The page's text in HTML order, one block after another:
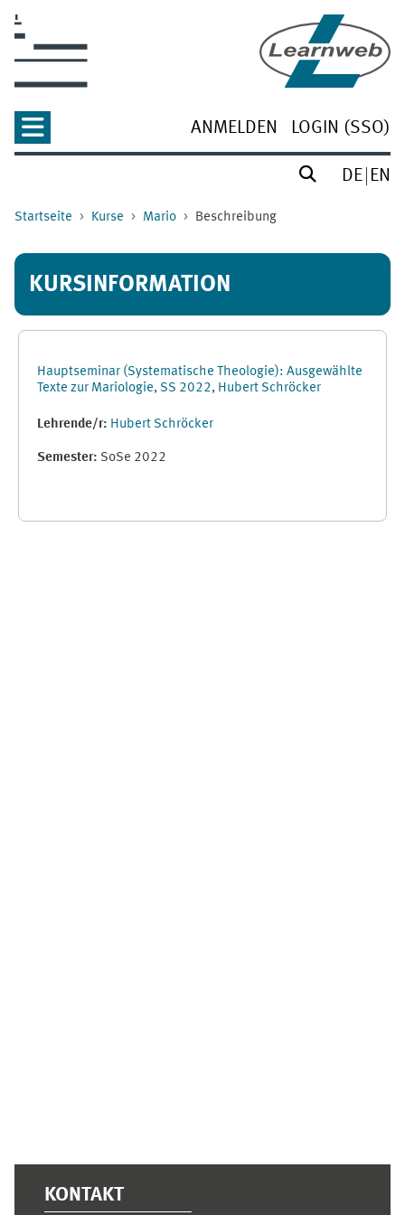
ANMELDEN LOGIN (SSO)
DE EN
Startseite Kurse Mario Beschreibung
KURSINFORMATION
Hauptseminar (Systematische Theologie): Ausgewählte
Texte zur Mariologie, SS 2022, Hubert Schröcker
Lehrende/r: Hubert Schröcker
Semester: SoSe 2022
KONTAKT